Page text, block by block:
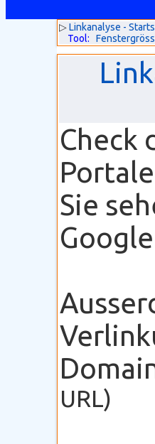
▷Linkanalyse -
Tool:
Check
Sie
URL)